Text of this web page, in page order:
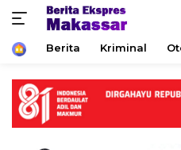
content
HomeBerita Kriminal